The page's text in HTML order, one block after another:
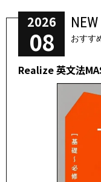
2026
08 おすす
Realize 英文法